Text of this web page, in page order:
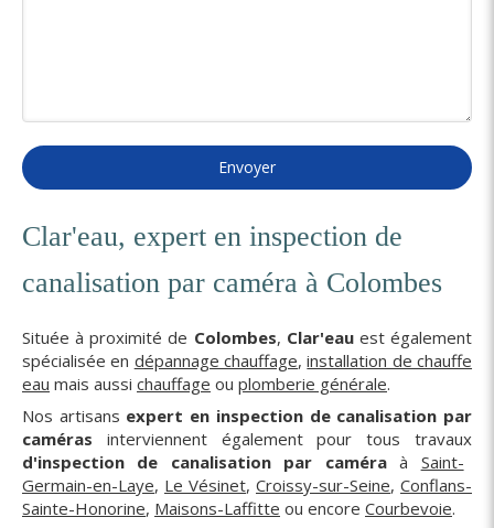
Envoyer
Clar'eau, expert en inspection de
canalisation par caméra à Colombes
Située à proximité de Colombes, Clar'eauest également
spécialisée en dépannage chauffage,installation de chauffe
eau mais aussi chauffage ou plomberie générale.
Nos artisans expert en inspection de canalisation par
caméras interviennent également pour tous travaux
d'inspection de canalisation par caméraà Saint-
Germain-en-Laye, Le Vésinet, Croissy-sur-Seine, Conflans-
Sainte-Honorine, Maisons-Laffitte ou encore Courbevoie.